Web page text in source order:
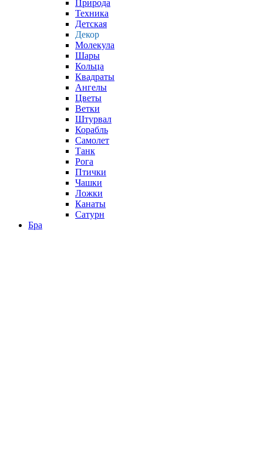
Природа
Техника
Детская
Декор
Молекула
Шары
Кольца
Квадраты
Ангелы
Цветы
Ветки
Штурвал
Корабль
Самолет
Танк
Рога
Птички
Чашки
Ложки
Канаты
Сатурн
Бра